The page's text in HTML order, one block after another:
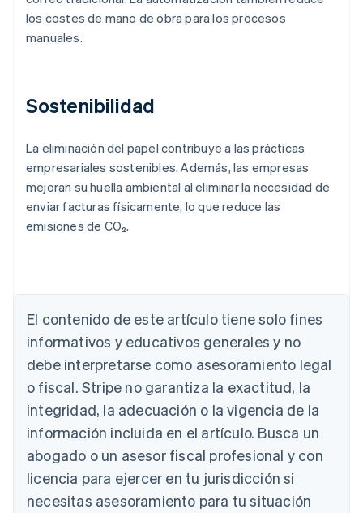
los costes de mano de obra para los procesos
manuales.
Sostenibilidad
La eliminación del papel contribuye a las prácticas
empresariales sostenibles. Además, las empresas
mejoran su huella ambiental al eliminar la necesidad de
enviar facturas físicamente, lo que reduce las
emisiones de CO₂.
El contenido de este artículo tiene solo fines
informativos y educativos generales y no
debe interpretarse como asesoramiento legal
o fiscal. Stripe no garantiza la exactitud, la
integridad, la adecuación o la vigencia de la
información incluida en el artículo. Busca un
abogado o un asesor fiscal profesional y con
licencia para ejercer en tu jurisdicción si
necesitas asesoramiento para tu situación
English
Austria
Deutsch English
Bélgica
Nederlands Français English
Brasil
PortuguêsEnglish
Bulgaria
Canadá
English Français
China continental